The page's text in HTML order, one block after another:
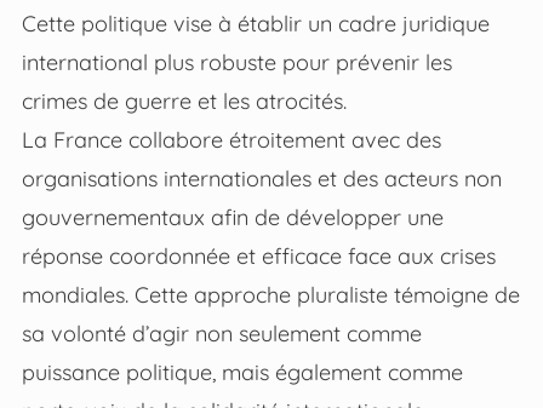
Cette politique vise à établir un cadre juridique
international plus robuste pour prévenir les
crimes de guerre et les atrocités.
La France collabore étroitement avec des
organisations internationales et des acteurs non
gouvernementaux afin de développer une
réponse coordonnée et efficace face aux crises
mondiales. Cette approche pluraliste témoigne de
sa volonté d’agir non seulement comme
puissance politique, mais également comme